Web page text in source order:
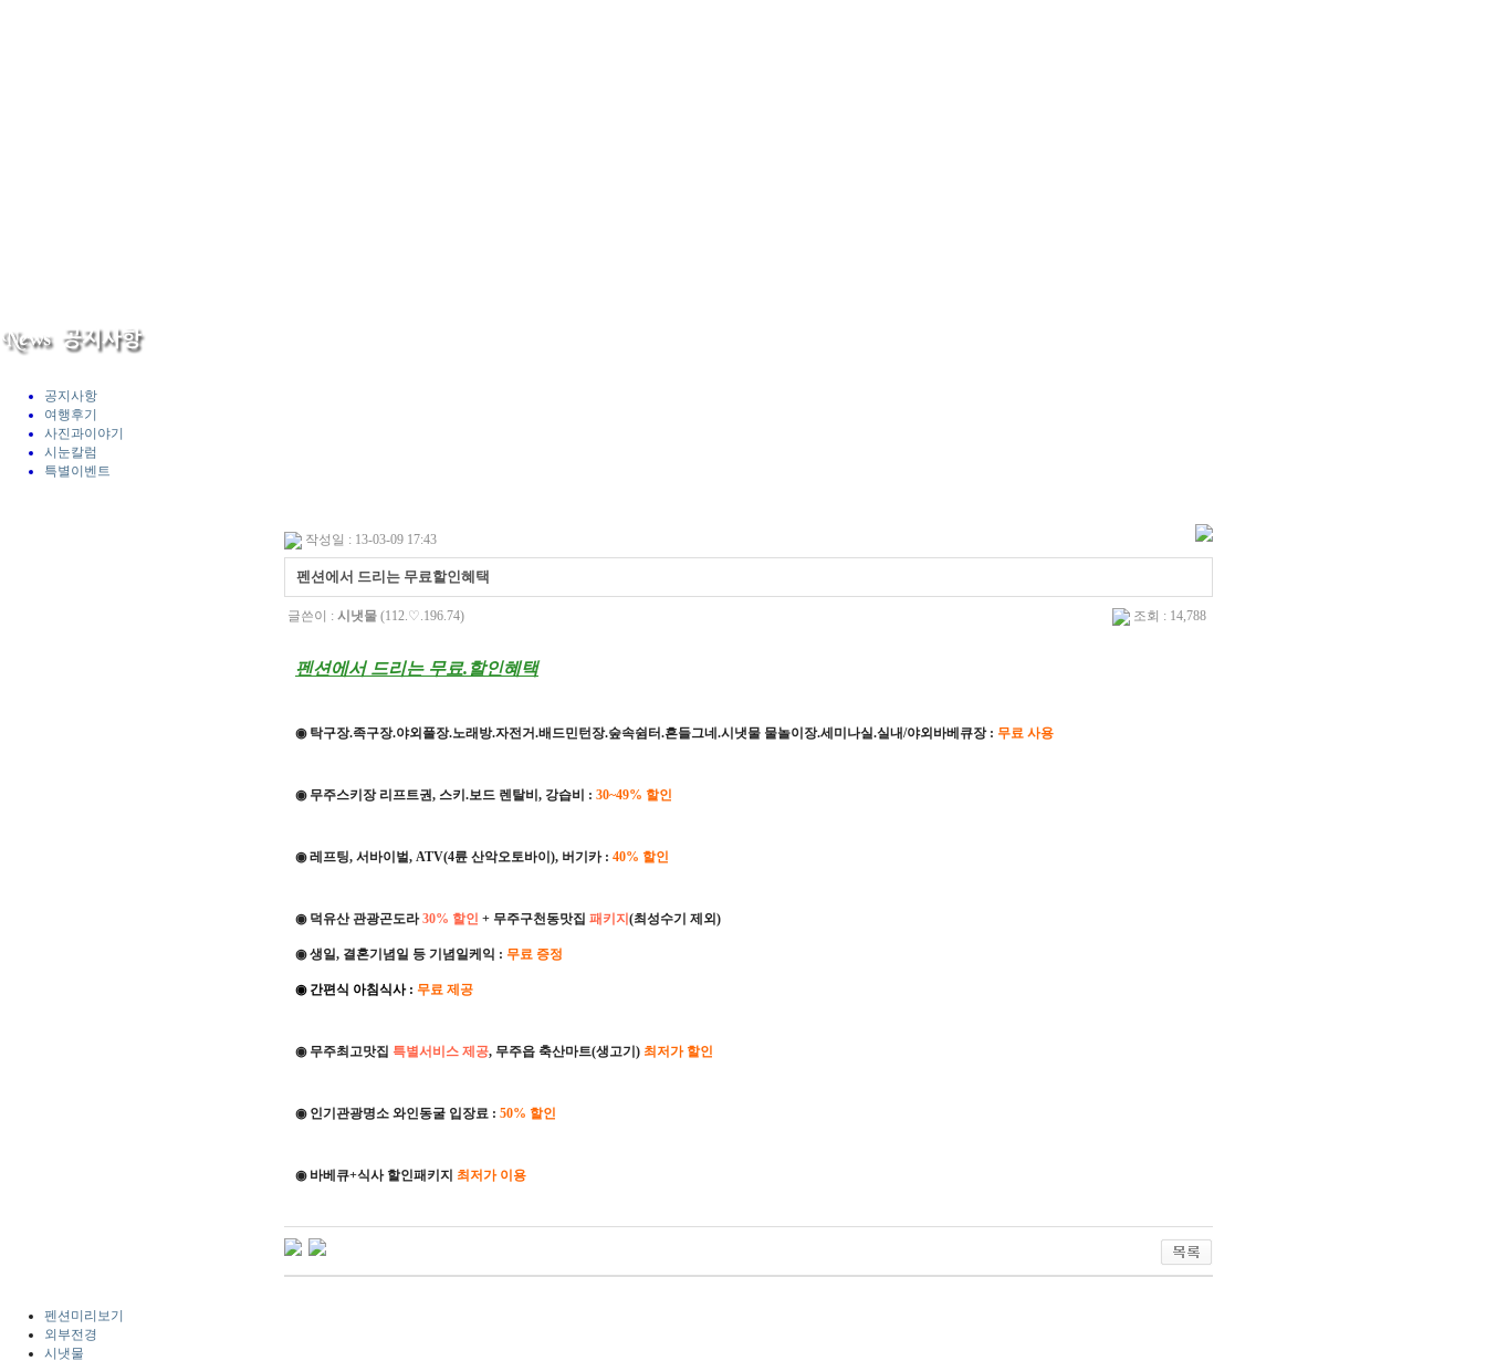
공지사항
여행후기
사진과이야기
시눈칼럼
특별이벤트
작성일 : 13-03-09 17:43
펜션에서 드리는 무료할인혜택
글쓴이 : 시냇물 (112.♡.196.74) 조회 : 14,788
펜션에서 드리는 무료.할인혜택
◉ 탁구장.족구장.야외풀장.노래방.자전거.배드민턴장.숲속쉼터.흔들그네.시냇물 물놀이장.세미나실.실내/야외바베큐장 : 무료 사용
◉ 무주스키장 리프트권, 스키.보드 렌탈비, 강습비 : 30~49% 할인
◉ 레프팅, 서바이벌, ATV(4륜 산악오토바이), 버기카 : 40% 할인
◉ 덕유산 관광곤도라 30% 할인 + 무주구천동맛집 패키지 (최성수기 제외)
◉생일, 결혼기념일 등 기념일케익 : 무료 증정
◉간편식 아침식사 : 무료 제공
◉ 무주최고맛집 특별서비스 제공, 무주읍 축산마트(생고기) 최저가 할인
◉ 인기관광명소 와인동굴 입장료 : 50% 할인
◉ 바베큐+식사 할인패키지 최저가 이용
펜션미리보기
외부전경
시냇물